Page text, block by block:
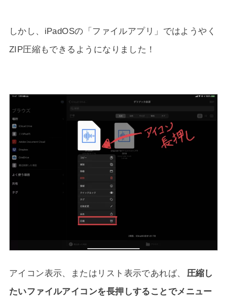
しかし、iPadOSの「ファイルアプリ」ではようやく
ZIP圧縮もできるようになりました！
アイコン表示、またはリスト表示であれば、
圧縮し
たいファイルアイコンを長押しすることでメニュー